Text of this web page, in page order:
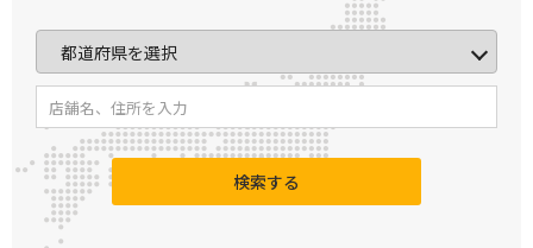
検索する